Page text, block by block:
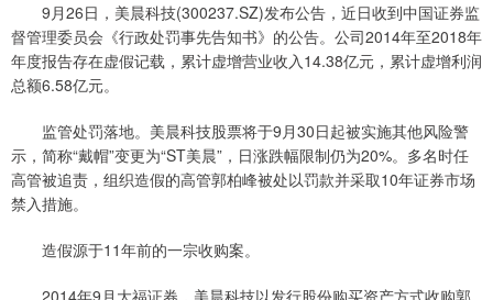
9月26日，美晨科技(300237.SZ)发布公告，近日收到中国证券监
督管理委员会《行政处罚事先告知书》的公告。公司2014年至2018年
年度报告存在虚假记载，累计虚增营业收入14.38亿元，累计虚增利润
总额6.58亿元。
监管处罚落地。美晨科技股票将于9月30日起被实施其他风险警
示，简称“戴帽”变更为“ST美晨”，日涨跌幅限制仍为20%。多名时任
高管被追责，组织造假的高管郭柏峰被处以罚款并采取10年证券市场
禁入措施。
造假源于11年前的一宗收购案。